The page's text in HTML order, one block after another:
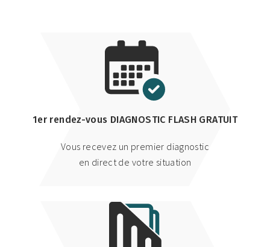
1er rendez-vous DIAGNOSTIC FLASH GRATUIT
Vous recevez un premier diagnostic
en direct de votre situation